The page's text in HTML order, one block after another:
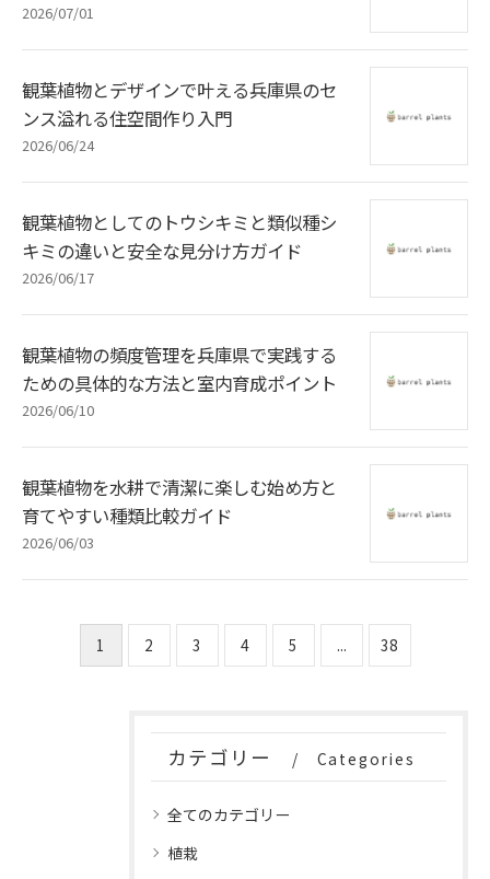
2026/07/01
観葉植物とデザインで叶える兵庫県のセ
ンス溢れる住空間作り入門
2026/06/24
観葉植物としてのトウシキミと類似種シ
キミの違いと安全な見分け方ガイド
2026/06/17
観葉植物の頻度管理を兵庫県で実践する
ための具体的な方法と室内育成ポイント
2026/06/10
観葉植物を水耕で清潔に楽しむ始め方と
育てやすい種類比較ガイド
2026/06/03
1 2 3 4 5 ... 38
カテゴリー Categories
全てのカテゴリー
植栽